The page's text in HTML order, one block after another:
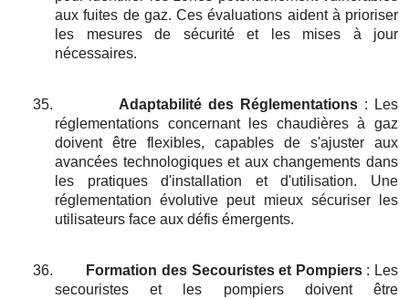
aux fuites de gaz. Ces évaluations aident à prioriser
les mesures de sécurité et les mises à jour
nécessaires.
35. Adaptabilité des Réglementations: Les
réglementations concernant les chaudières à gaz
doivent être flexibles, capables de s'ajuster aux
avancées technologiques et aux changements dans
les pratiques d'installation et d'utilisation. Une
réglementation évolutive peut mieux sécuriser les
utilisateurs face aux défis émergents.
36. Formation des Secouristes et Pompiers: Les
secouristes et les pompiers doivent être